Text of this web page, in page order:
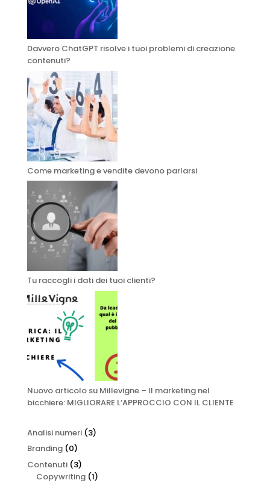
Davvero ChatGPT risolve i tuoi problemi di creazione
contenuti?
Come marketing e vendite devono parlarsi
Tu raccogli i dati dei tuoi clienti?
Nuovo articolo su Millevigne – Il marketing nel
bicchiere: MIGLIORARE L’APPROCCIO CON IL CLIENTE
Analisi numeri(3)
Branding(0)
Contenuti(3)
Copywriting(1)